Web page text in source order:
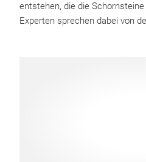
entstehen, die die
Experten sprechen dabei von